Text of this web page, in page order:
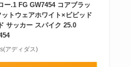
ー.1 FG GW7454 コアブラッ
ットウェアホワイト×ビビッド
サッカー スパイク 25.0
アディダス)